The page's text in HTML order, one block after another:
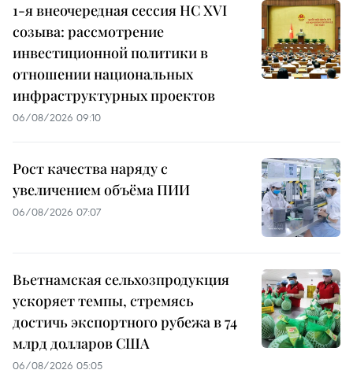
1-я внеочередная сессия НС XVI
созыва: рассмотрение
инвестиционной политики в
отношении национальных
инфраструктурных проектов
06/08/2026 09:10
Рост качества наряду с
увеличением объёма ПИИ
06/08/2026 07:07
Вьетнамская сельхозпродукция
ускоряет темпы, стремясь
достичь экспортного рубежа в 74
млрд долларов США
06/08/2026 05:05